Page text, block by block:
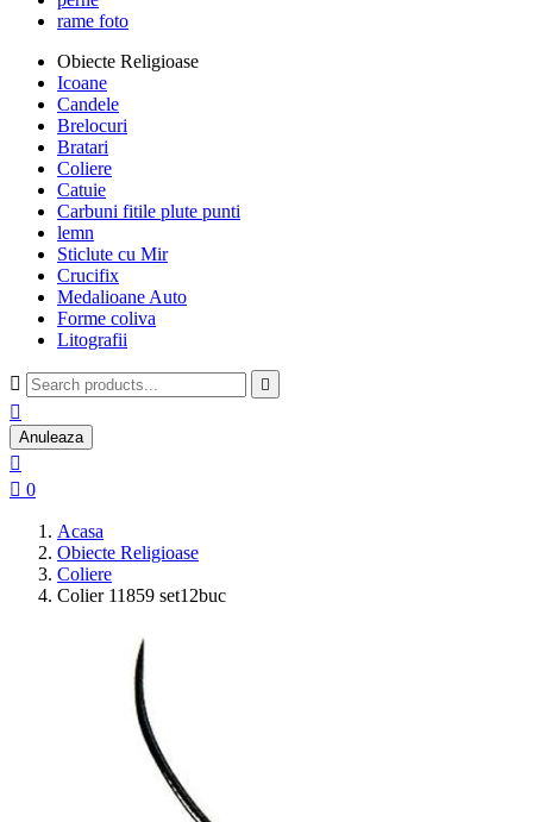
rame foto
Obiecte Religioase
Icoane
Candele
Brelocuri
Bratari
Coliere
Catuie
Carbuni fitile plute punti
lemn
Sticlute cu Mir
Crucifix
Medalioane Auto
Forme coliva
Litografii
 

Anuleaza

 0
Acasa
Obiecte Religioase
Coliere
Colier 11859 set12buc